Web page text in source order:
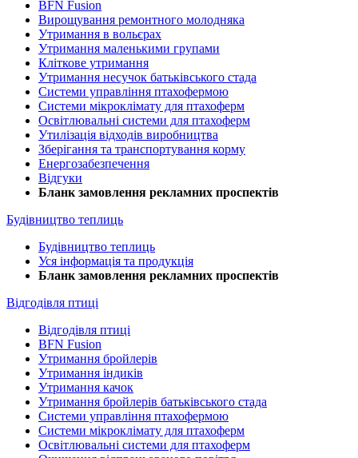
BFN Fusion
Вирощування ремонтного молодняка
Утримання в вольєрах
Утримання маленькими групами
Кліткове утримання
Утримання несучок батьківського стада
Системи управління птахофермою
Системи мікроклімату для птахоферм
Освітлювальні системи для птахоферм
Утилізація відходів виробництва
Зберігання та транспортування корму
Енергозабезпечення
Відгуки
Бланк замовлення рекламних проспектів
Будівництво теплиць
Будівництво теплиць
Уся інформація та продукція
Бланк замовлення рекламних проспектів
Відгодівля птиці
Відгодівля птиці
BFN Fusion
Утримання бройлерів
Утримання індиків
Утримання качок
Утримання бройлерів батьківського стада
Системи управління птахофермою
Системи мікроклімату для птахоферм
Освітлювальні системи для птахоферм